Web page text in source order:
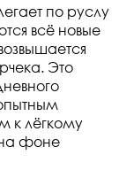
по руслу
всё новые
Это
к лёгкому
фоне